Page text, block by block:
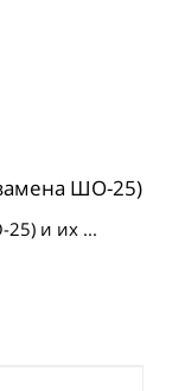
ШО-25)
и их ...